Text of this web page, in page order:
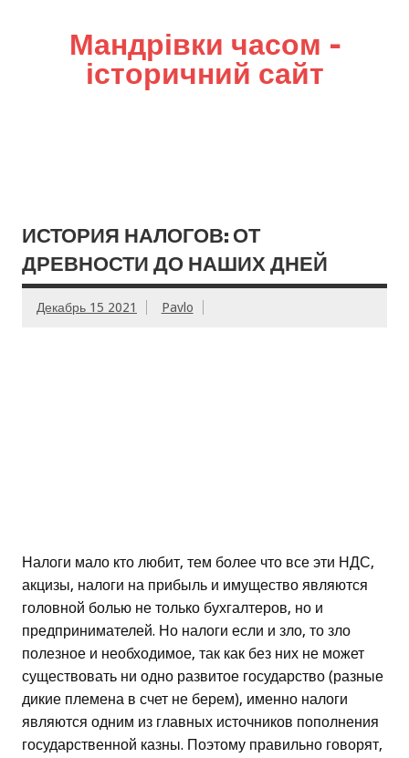
Мандрівки часом –
історичний сайт
ИСТОРИЯ НАЛОГОВ: ОТ
ДРЕВНОСТИ ДО НАШИХ ДНЕЙ
Декабрь 15 2021 Pavlo
Налоги мало кто любит, тем более что все эти НДС,
акцизы, налоги на прибыль и имущество являются
головной болью не только бухгалтеров, но и
предпринимателей. Но налоги если и зло, то зло
полезное и необходимое, так как без них не может
существовать ни одно развитое государство (разные
дикие племена в счет не берем), именно налоги
являются одним из главных источников пополнения
государственной казны. Поэтому правильно говорят,